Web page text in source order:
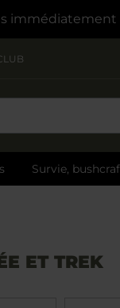
immédiatement
Survie,
ET TREK